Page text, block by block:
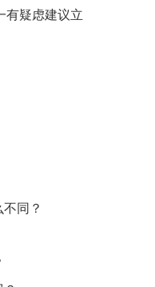
有疑虑建议立
同？